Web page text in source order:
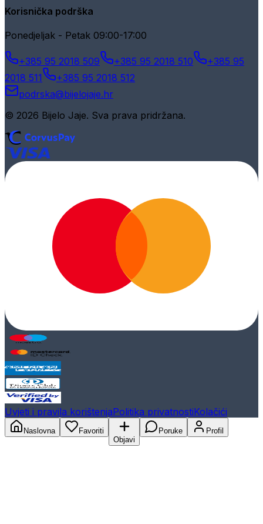
Korisnička podrška
Ponedjeljak - Petak 09:00-17:00
+385 95 2018 509 +385 95 2018 510
+385 95
2018 511
+385 95 2018 512
podrska@bijelojaje.hr
© 2026 Bijelo Jaje. Sva prava pridržana.
Uvjeti i pravila korištenjaPolitika privatnostiKolačići
Naslovna
Favoriti
Objavi
Poruke Profil